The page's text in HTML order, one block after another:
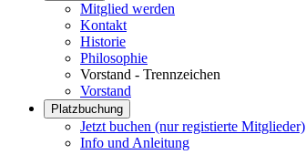
Mitglied werden
Kontakt
Historie
Philosophie
Vorstand - Trennzeichen
Vorstand
Platzbuchung
Jetzt buchen (nur registierte Mitglieder)
Info und Anleitung